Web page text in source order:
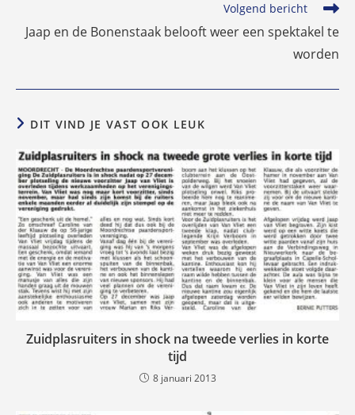
Volgend bericht
Jaap en de Bonenstaak belooft weer een spektakel te
worden
DIT VIND JE VAST OOK LEUK
Zuidplasruiters in shock na tweede verlies in korte
tijd
8 januari 2013